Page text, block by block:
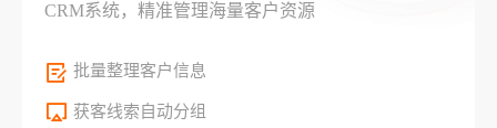
CRM系统，精准管理海量客户资源
批量整理客户信息
获客线索自动分组